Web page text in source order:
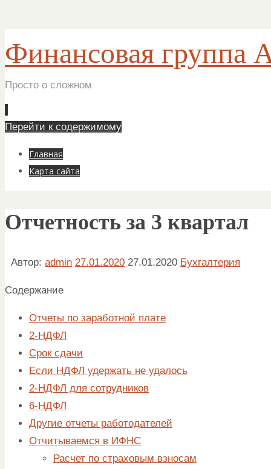
Финансовая группа
Просто о сложном
Перейти к содержимому
Главная
Карта сайта
Отчетность за 3 квартал
Автор: admin 27.01.2020 27.01.2020 Бухгалтерия
Содержание
Отчеты по заработной плате
2-НДФЛ
Срок сдачи
Если НДФЛ удержать не удалось
2-НДФЛ для сотрудников
6-НДФЛ
Другие отчеты работодателей
Отчитываемся в ИФНС
Расчет по страховым взносам